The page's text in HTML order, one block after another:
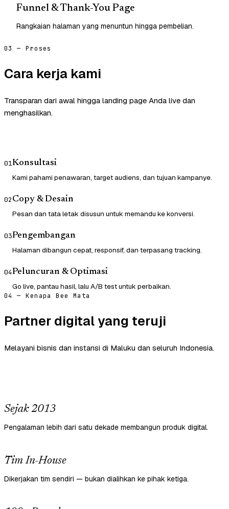
Funnel & Thank-You Page
Rangkaian halaman yang menuntun hingga pembelian.
03 — Proses
Cara kerja kami
Transparan dari awal hingga landing page Anda live dan
menghasilkan.
01Konsultasi
Kami pahami penawaran, target audiens, dan tujuan kampanye.
02Copy & Desain
Pesan dan tata letak disusun untuk memandu ke konversi.
03Pengembangan
Halaman dibangun cepat, responsif, dan terpasang tracking.
04Peluncuran & Optimasi
Go live, pantau hasil, lalu A/B test untuk perbaikan.
04 — Kenapa Bee Mata
Partner digital yang teruji
Melayani bisnis dan instansi di Maluku dan seluruh Indonesia.
Sejak 2013
Pengalaman lebih dari satu dekade membangun produk digital.
Tim In-House
Dikerjakan tim sendiri — bukan dialihkan ke pihak ketiga.